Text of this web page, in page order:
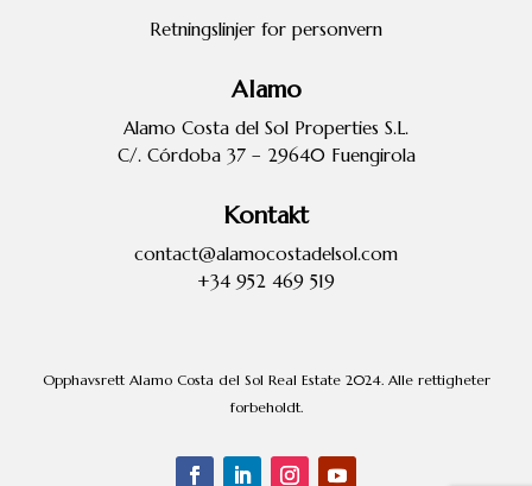
Retningslinjer for personvern
Alamo
Alamo Costa del Sol Properties S.L.
C/. Córdoba 37 – 29640 Fuengirola
Kontakt
contact@alamocostadelsol.com
+34 952 469 519
Opphavsrett Alamo Costa del Sol Real Estate 2024. Alle rettigheter
forbeholdt.